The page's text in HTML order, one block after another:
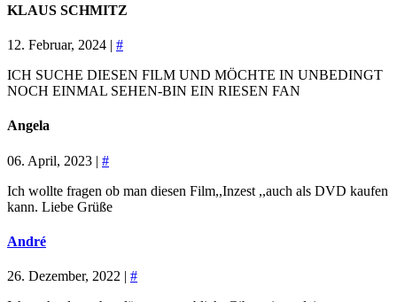
KLAUS SCHMITZ
12. Februar, 2024 | #
ICH SUCHE DIESEN FILM UND MÖCHTE IN UNBEDINGT
NOCH EINMAL SEHEN-BIN EIN RIESEN FAN
Angela
06. April, 2023 | #
Ich wollte fragen ob man diesen Film,,Inzest ,,auch als DVD kaufen
kann. Liebe Grüße
André
26. Dezember, 2022 | #